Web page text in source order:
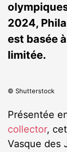
2024,
est basée
limitée.
© Shutterstock
Présentée
collector,
Vasque des